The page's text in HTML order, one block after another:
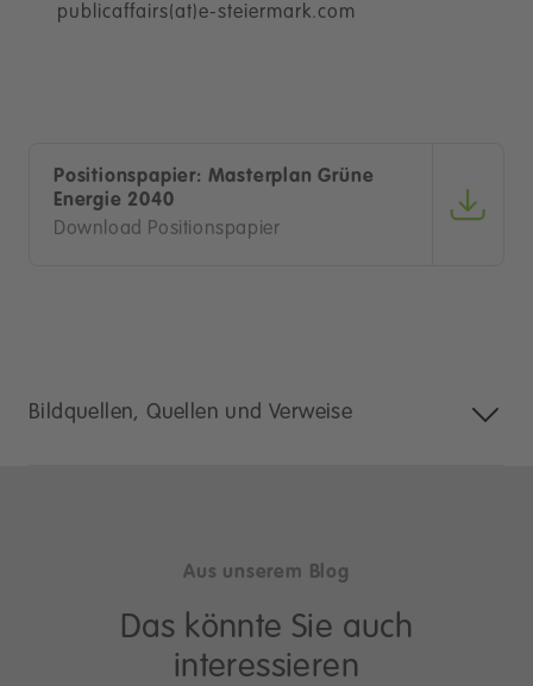
publicaffairs(at)e-steiermark.com
Positionspapier: Masterplan Grüne
Energie 2040
Download Positionspapier
Bildquellen, Quellen und Verweise
Aus unserem Blog
Das könnte Sie auch
interessieren